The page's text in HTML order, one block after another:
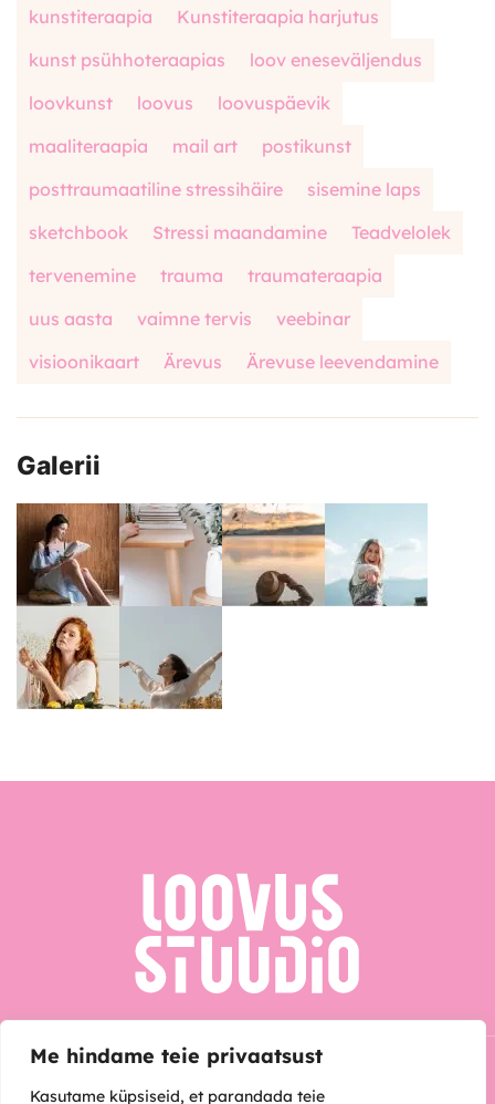
Me hindame teie privaatsust
Kasutame küpsiseid, et parandada teie
kunstiteraapia
Kunstiteraapia harjutus
kunst psühhoteraapias
loov eneseväljendus
loovkunst
loovus
loovuspäevik
maaliteraapia
mail art
postikunst
posttraumaatiline stressihäire
sisemine laps
sketchbook
Stressi maandamine
Teadvelolek
tervenemine
trauma
traumateraapia
uus aasta
vaimne tervis
veebinar
visioonikaart
Ärevus Ärevuse leevendamine
Galerii